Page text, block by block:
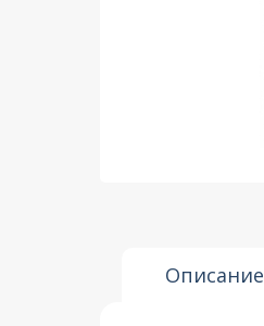
Описание